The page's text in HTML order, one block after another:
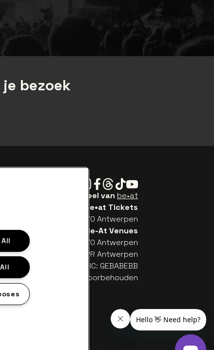
bezoek
Instagram
Facebook
Threads
TiktokYoutube
Be•at Tickets is een deel van be•at
be•at Tickets
Schijnpoortweg 119, 2170 Antwerpen
Be-At Venues
Schijnpoortweg 119, 2170 Antwerpen
(BE) 0461.051.688 - RPR Antwerpen
2200 4925 0067 - BIC: GEBABEBB
© be•at - Alle rechten voorbehouden